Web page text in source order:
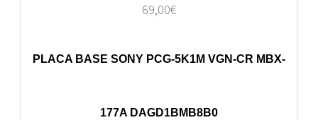
69,00€
PLACA BASE SONY PCG-5K1M VGN-CR MBX-
177A DAGD1BMB8B0